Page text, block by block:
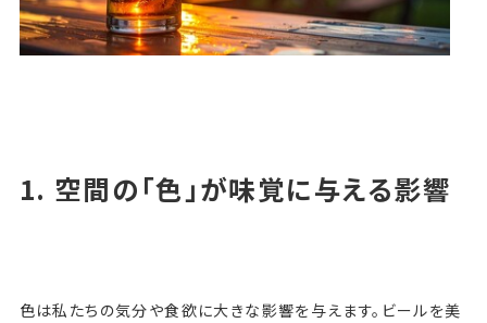
1. 空間の「色」が味覚に与える影響
色は私たちの気分や食欲に大きな影響を与えます。ビールを美